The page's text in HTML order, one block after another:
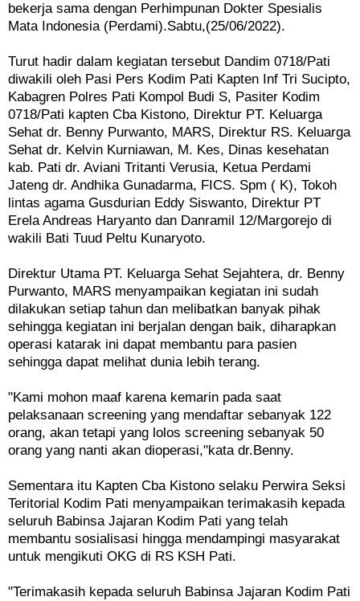
bekerja sama dengan Perhimpunan Dokter Spesialis
Mata Indonesia (Perdami).Sabtu,(25/06/2022).
Turut hadir dalam kegiatan tersebut Dandim 0718/Pati
diwakili oleh Pasi Pers Kodim Pati Kapten Inf Tri Sucipto,
Kabagren Polres Pati Kompol Budi S, Pasiter Kodim
0718/Pati kapten Cba Kistono, Direktur PT. Keluarga
Sehat dr. Benny Purwanto, MARS, Direktur RS. Keluarga
Sehat dr. Kelvin Kurniawan, M. Kes, Dinas kesehatan
kab. Pati dr. Aviani Tritanti Verusia, Ketua Perdami
Jateng dr. Andhika Gunadarma, FICS. Spm ( K), Tokoh
lintas agama Gusdurian Eddy Siswanto, Direktur PT
Erela Andreas Haryanto dan Danramil 12/Margorejo di
wakili Bati Tuud Peltu Kunaryoto.
Direktur Utama PT. Keluarga Sehat Sejahtera, dr. Benny
Purwanto, MARS menyampaikan kegiatan ini sudah
dilakukan setiap tahun dan melibatkan banyak pihak
sehingga kegiatan ini berjalan dengan baik, diharapkan
operasi katarak ini dapat membantu para pasien
sehingga dapat melihat dunia lebih terang.
"Kami mohon maaf karena kemarin pada saat
pelaksanaan screening yang mendaftar sebanyak 122
orang, akan tetapi yang lolos screening sebanyak 50
orang yang nanti akan dioperasi,"kata dr.Benny.
Sementara itu Kapten Cba Kistono selaku Perwira Seksi
Teritorial Kodim Pati menyampaikan terimakasih kepada
seluruh Babinsa Jajaran Kodim Pati yang telah
membantu sosialisasi hingga mendampingi masyarakat
untuk mengikuti OKG di RS KSH Pati.
"Terimakasih kepada seluruh Babinsa Jajaran Kodim Pati